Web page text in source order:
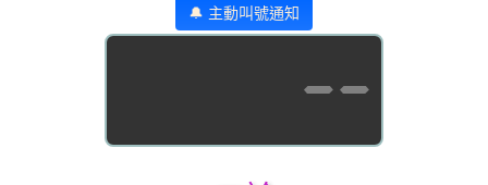
🔔 主動叫號通知
--